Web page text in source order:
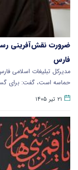
ضرورت نقش‌آفرینی
فارس
مدیرکل تبلیغات اسلامی
حماسه است، گفت: برای
۲۱ تیر ۱۴۰۵